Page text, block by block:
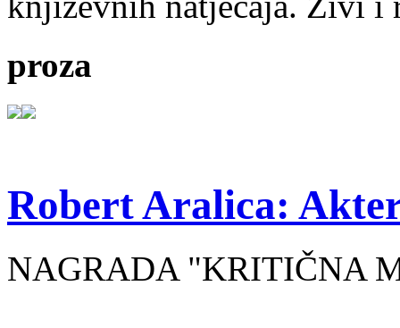
proza
Robert Aralica:
NAGRADA "KRITIČNA